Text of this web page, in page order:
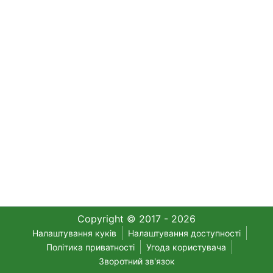
Copyright © 2017 - 2026
Налаштування куків
Налаштування доступності
Політика приватності
Угода користувача
Зворотний зв'язок